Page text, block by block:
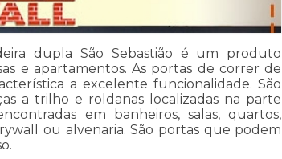
dupla São Sebastião é um produto
e apartamentos. As portas de correr de
a excelente funcionalidade. São
a trilho e roldanas localizadas na parte
em banheiros, salas, quartos,
ou alvenaria. São portas que podem